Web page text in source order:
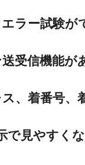
ー試験が
受信機能が
、着番号、
見やすくな